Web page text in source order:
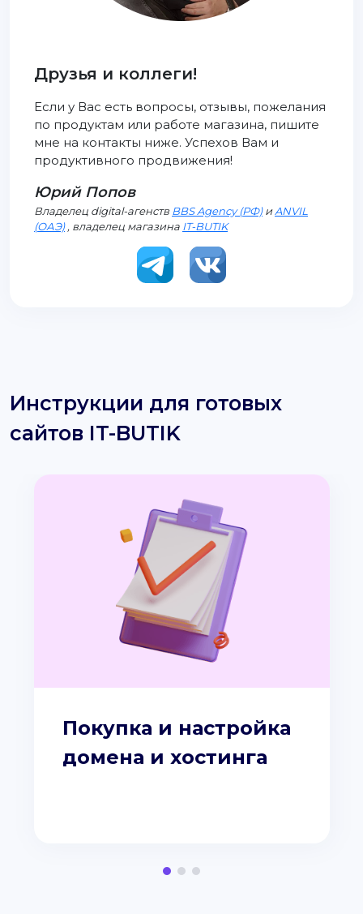
Друзья и коллеги!
Если у Вас есть вопросы, отзывы, пожелания
по продуктам или работе магазина, пишите
мне на контакты ниже. Успехов Вам и
продуктивного продвижения!
Юрий Попов
Владелец digital-агенств BBS Agency (РФ)иANVIL
(ОАЭ), владелец магазина IT-BUTIK
Инструкции для готовых
сайтов IT-BUTIK
Покупка и настройка
домена и хостинга